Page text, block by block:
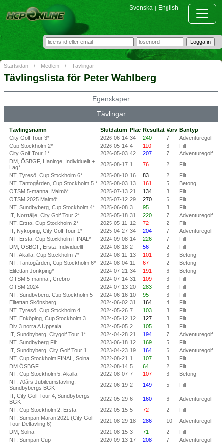
Svenska | English
Startsidan / Medlem / Tävlingar
Tävlingslista för Peter Wahlberg
Egenskaper
Tävlingar
Tävlingsnamn Slutdatum Plac Resultat Varv Bantyp
City Golf Tour 3*
2026-06-14 34 240 7
Adventuregolf
Cup Stockholm 2*
2026-05-14 4 110 3
Filt
City Golf Tour 1*
2026-05-03 42 207 7
Adventuregolf
DM, ÖSBGF, Haninge, Individuellt +
Lag*
2025-08-17 1 76 2
Filt
NT, Tyresö, Cup Stockholm 6*
2025-08-10 16 83 2
Filt
NT, Tantogården, Cup Stockholm 5 * 2025-08-03 13 161 5
Betong
OTSM 5-manna, Malmö*
2025-07-13 21 134 3
Filt
OTSM 2025 Malmö*
2025-07-12 29 270 6
Filt
NT, Sundbyberg, Cup Stockholm 4*
2025-06-08 3 95 3
Filt
IT, Norrtälje, City Golf Tour 2*
2025-05-18 31 220 7
Adventuregolf
NT, Ersta, Cup Stockholm 2*
2025-05-11 12 72 2
Filt
IT, Nyköping, City Golf Tour 1*
2025-04-27 34 204 7
Adventuregolf
NT, Ersta, Cup Stockholm FINAL*
2024-09-08 14 226 7
Filt
DM, ÖSBGF, Ersta, Individuellt
2024-08-18 2 56 2
Filt
NT, Akalla, Cup Stockholm 7*
2024-08-11 13 101 3
Betong
NT, Tantogården, Cup Stockholm 6*
2024-08-04 11 67 2
Betong
Elitettan Jönkping*
2024-07-21 34 191 6
Betong
OTSM 5-manna , Örebro
2024-07-14 31 109 3
Filt
OTSM 2024
2024-07-13 20 283 8
Filt
NT, Sundbyberg, Cup Stockholm 5
2024-06-16 10 95 3
Filt
Elitettan Skönsberg
2024-06-02 31 164 4
Filt
NT, Tyresö, Cup Stockholm 4
2024-05-26 7 103 3
Filt
NT, Enköping, Cup Stockholm 3
2024-05-12 12 127 3
Filt
Div 3 norra A Uppsala
2024-05-05 2 105 3
Filt
IT, Sundbyberg, Citygolf Tour 1*
2024-04-28 21 194 7
Adventuregolf
NT, Sundbyberg Filt
2023-06-18 12 169 5
Filt
IT, Sundbyberg, City Golf Tour 1
2023-04-23 19 164 6
Adventuregolf
NT, Cup Stockholm FINAL, Solna
2022-08-21 1 107 3
Filt
DM ÖSBGF
2022-08-14 5 64 2
Filt
NT, Cup Stockholm 5, Akalla
2022-08-07 7 107 3
Betong
NT, 70års Jubileumstävling,
Sundbybergs BGK
2022-06-19 2 149 5
Filt
IT, City Golf Tour 4, Sundbybergs
BGK
2022-05-29 6 160 6
Adventuregolf
NT, Cup Stockholm 2, Ersta
2022-05-15 5 72 2
Filt
NT, Sumpan Maran 2021 (City Golf
Tour Deltävling 6)
2021-08-29 18 286 10
Adventuregolf
DM, Solna
2021-08-15 3 71 2
Filt
NT, Sumpan Cup
2020-09-13 17 208 7
Adventuregolf